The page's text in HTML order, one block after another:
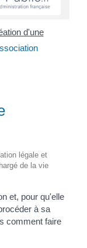
d'une
légale et
de la vie
et, pour qu'elle
à sa
comment faire